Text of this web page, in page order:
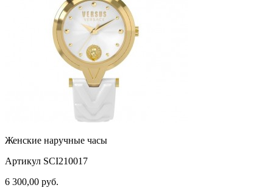
Женские наручные часы
Артикул SCI210017
6 300,00 руб.